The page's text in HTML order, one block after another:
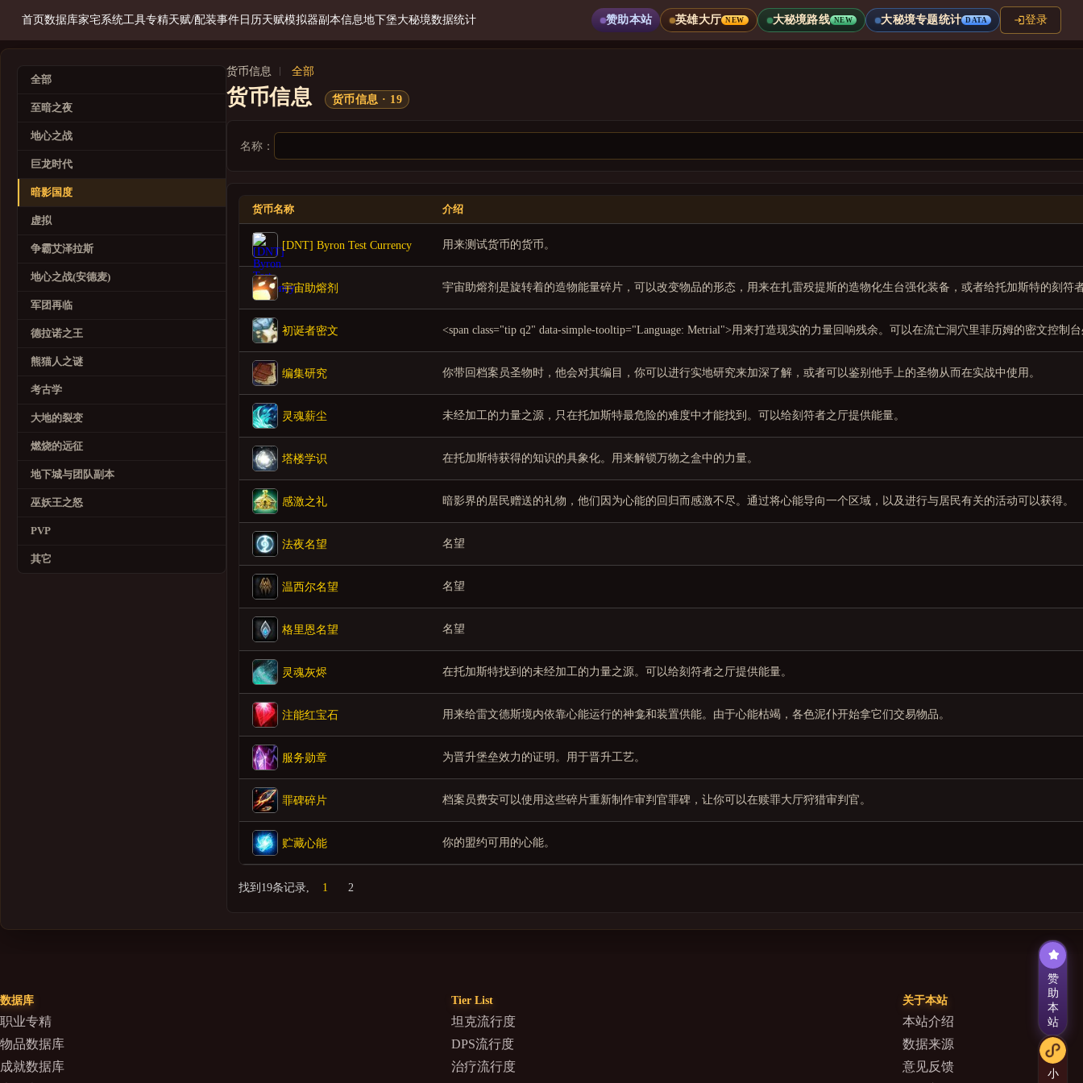
首页数据库家宅系统工具专精天赋/配装事件日历天赋模拟器副本信息地下堡大秘境数据统计 赞助本站 英雄大厅 NEW 大秘境路线 NEW 大秘境专题统计 DATA 登录
全部
至暗之夜
地心之战
巨龙时代
暗影国度
虚拟
争霸艾泽拉斯
地心之战(安德麦)
军团再临
德拉诺之王
熊猫人之谜
考古学
大地的裂变
燃烧的远征
地下城与团队副本
巫妖王之怒
PVP
其它
货币信息 全部
货币信息 货币信息 · 19
名称：
货币名称 介绍
[DNT] Byron Test Currency 用来测试货币的货币。
宇宙助熔剂 宇宙助熔剂是旋转着的造物能量碎片，可以改变物品的形态，用来在扎雷殁提斯的造物化生台强化装备，或者给托加斯特的刻符
初诞者密文 <span class="tip q2" data-simple-tooltip="Language: Metrial">用来打造现实的力量回响残余。可以在流亡洞穴里菲历姆的密文控制
编集研究 你带回档案员圣物时，他会对其编目，你可以进行实地研究来加深了解，或者可以鉴别他手上的圣物从而在实战中使用。
灵魂薪尘 未经加工的力量之源，只在托加斯特最危险的难度中才能找到。可以给刻符者之厅提供能量。
塔楼学识 在托加斯特获得的知识的具象化。用来解锁万物之盒中的力量。
感激之礼 暗影界的居民赠送的礼物，他们因为心能的回归而感激不尽。通过将心能导向一个区域，以及进行与居民有关的活动可以获得。
法夜名望 名望
温西尔名望 名望
格里恩名望 名望
灵魂灰烬 在托加斯特找到的未经加工的力量之源。可以给刻符者之厅提供能量。
注能红宝石 用来给雷文德斯境内依靠心能运行的神龛和装置供能。由于心能枯竭，各色泥仆开始拿它们交易物品。
服务勋章 为晋升堡垒效力的证明。用于晋升工艺。
罪碑碎片 档案员费安可以使用这些碎片重新制作审判官罪碑，让你可以在赎罪大厅狩猎审判官。
贮藏心能 你的盟约可用的心能。
找到19条记录, 1 2
数据库
职业专精
物品数据库
成就数据库
Tier List
坦克流行度
DPS流行度
治疗流行度
关于本站
本站介绍
数据来源
意见反馈
赞
助
本
站
小